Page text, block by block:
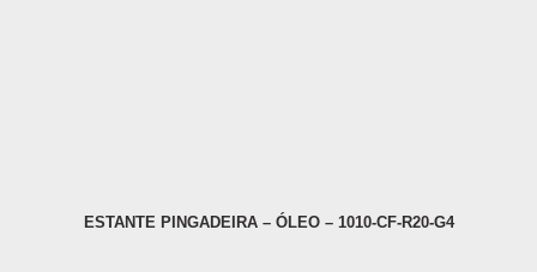
ESTANTE PINGADEIRA – ÓLEO – 1010-CF-R20-G4